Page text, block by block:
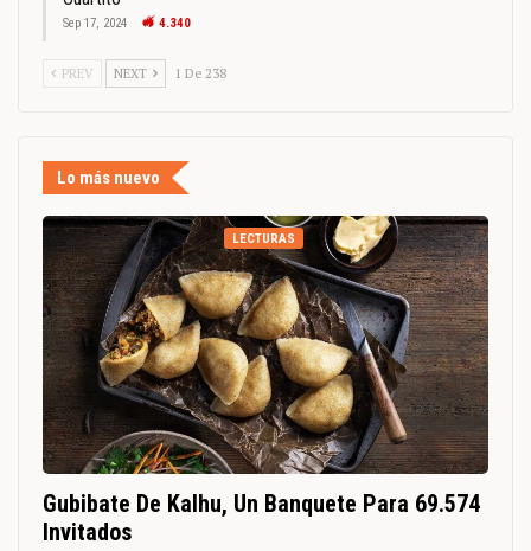
Sep 17, 2024 4.340
PREV NEXT 1 De 238
Lo más nuevo
LECTURAS
Gubibate De Kalhu, Un Banquete Para 69.574
Invitados